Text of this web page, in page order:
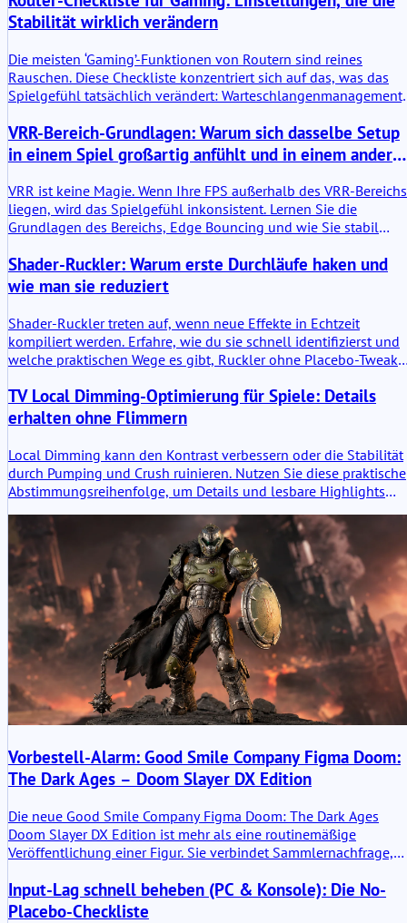
Stabilität wirklich verändern
Die meisten ‘Gaming’-Funktionen von Routern sind reines
Rauschen. Diese Checkliste konzentriert sich auf das, was das
Spielgefühl tatsächlich verändert: Warteschlangenmanagement,
VRR-Bereich-Grundlagen: Warum sich dasselbe Setup
in einem Spiel großartig anfühlt und in einem
VRR ist keine Magie. Wenn Ihre FPS außerhalb des VRR-Bereichs
liegen, wird das Spielgefühl inkonsistent. Lernen Sie die
Grundlagen des Bereichs, Edge Bouncing und wie Sie stabil
Shader-Ruckler: Warum erste Durchläufe haken und
wie man sie reduziert
Shader-Ruckler treten auf, wenn neue Effekte in Echtzeit
kompiliert werden. Erfahre, wie du sie schnell identifizierst und
welche praktischen Wege es gibt, Ruckler ohne Placebo-Tweaks
TV Local Dimming-Optimierung für Spiele: Details
erhalten ohne Flimmern
Local Dimming kann den Kontrast verbessern oder die Stabilität
durch Pumping und Crush ruinieren. Nutzen Sie diese praktische
Abstimmungsreihenfolge, um Details und lesbare Highlights
Vorbestell-Alarm: Good Smile Company Figma Doom:
The Dark Ages – Doom Slayer DX Edition
Die neue Good Smile Company Figma Doom: The Dark Ages
Doom Slayer DX Edition ist mehr als eine routinemäßige
Veröffentlichung einer Figur. Sie verbindet Sammlernachfrage,
eine der langlebigsten Ikonen der Gaming-Welt.
Input-Lag schnell beheben (PC & Konsole): Die No-
Placebo-Checkliste